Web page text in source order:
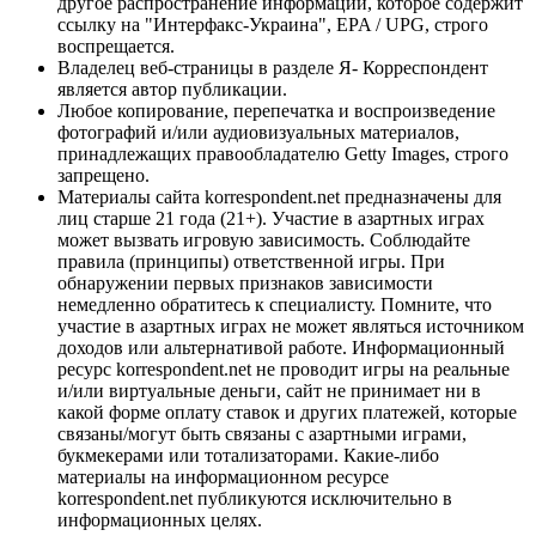
ссылку на "Интерфакс-Украина", EPA / UPG, строго
воспрещается.
Владелец веб-страницы в разделе Я- Корреспондент
является автор публикации.
Любое копирование, перепечатка и воспроизведение
фотографий и/или аудиовизуальных материалов,
принадлежащих правообладателю Getty Images, строго
запрещено.
Материалы сайта korrespondent.net предназначены для
лиц старше 21 года (21+). Участие в азартных играх
может вызвать игровую зависимость. Соблюдайте
правила (принципы) ответственной игры. При
обнаружении первых признаков зависимости
немедленно обратитесь к специалисту. Помните, что
участие в азартных играх не может являться источником
доходов или альтернативой работе. Информационный
ресурс korrespondent.net не проводит игры на реальные
и/или виртуальные деньги, сайт не принимает ни в
какой форме оплату ставок и других платежей, которые
связаны/могут быть связаны с азартными играми,
букмекерами или тотализаторами. Какие-либо
материалы на информационном ресурсе
korrespondent.net публикуются исключительно в
информационных целях.